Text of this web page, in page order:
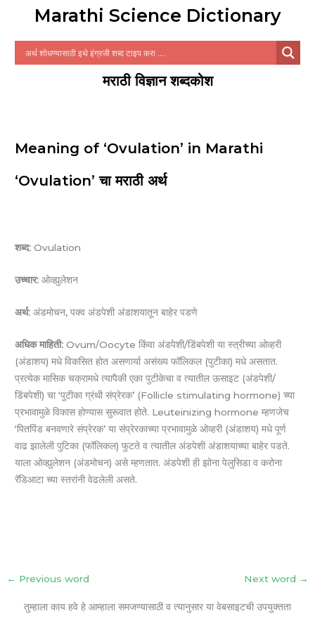
Marathi Science Dictionary
मराठी विज्ञान शब्दकोश
Meaning of ‘Ovulation’ in Marathi
‘Ovulation’ चा मराठी अर्थ
शब्द: Ovulation
उच्चार: ओव्ह्युलेशन
अर्थ: अंडमोचन, पक्व अंडपेशी अंडाशयातून बाहेर पडणे
अधिक माहिती: Ovum/Oocyte किंवा अंडपेशी/डिंबपेशी या स्त्रीच्या ओव्हरी
(अंडाशय) मधे विकसित होत असणार्या असंख्य फॉलिकल (पुटीका) मधे असतात.
प्रत्येक मासिक चक्रामधे त्यापैकी एका पुटीकेचा व त्यातील ऊसाइट (अंडपेशी/
डिंबपेशी) चा ‘पुटीका ग्रंथी संप्रेरक’ (Follicle stimulating hormone) च्या
प्रभावामुळे विकास होण्यास सुरूवात होते. Leuteinizing hormone म्हणजेच
‘पितपिंड बनवणारे संप्रेरक’ या संप्रेरकाच्या प्रभावामुळे ओव्हरी (अंडाशय) मधे पूर्ण
वाढ झालेली पुटिका (फॉलिकल) फुटते व त्यातील अंडपेशी अंडाशयाच्या बाहेर पडते.
याला ओव्ह्युलेशन (अंडमोचन) असे म्हणतात. अंडपेशी ही झोना पेलुसिडा व करोना
रॅडिआटा च्या स्तरांनी वेढलेली असते.
← Previous word Next word →
तुम्हाला काय हवे हे आम्हाला समजण्यासाठी व त्यानुसार या वेबसाइटची उपयुक्तता